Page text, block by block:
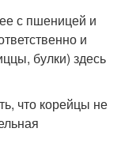
с пшеницей и
и
булки) здесь
что корейцы не